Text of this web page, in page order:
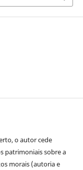
o autor cede
patrimoniais sobre a
morais (autoria e